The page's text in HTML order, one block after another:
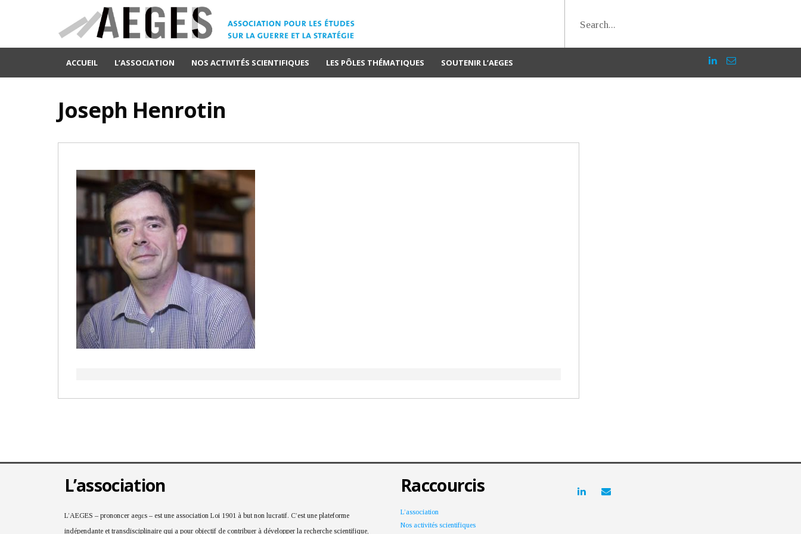
ACCUEIL L’ASSOCIATION NOS ACTIVITÉS SCIENTIFIQUES LES PÔLES THÉMATIQUES SOUTENIR L’AEGES
Joseph Henrotin
L’association
L’AEGES – prononcer aeɡɛs – est une association Loi 1901 à but non lucratif. C’est une plateforme
indépendante et transdisciplinaire qui a pour objectif de contribuer à développer la recherche scientifique,
Raccourcis
L’association
Nos activités scientifiques